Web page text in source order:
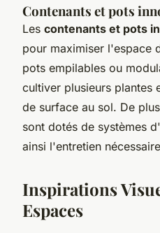
Contenants et pots
Les contenants et pots
pour maximiser l'espace
pots empilables ou
cultiver plusieurs plantes
de surface au sol. De
sont dotés de systèmes
ainsi l'entretien
Inspirations
Espaces